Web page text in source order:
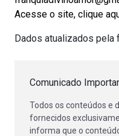
Acesse o site, clique
Dados atualizados
Comunicado
Todos os conteúdos e
fornecidos
informa que o